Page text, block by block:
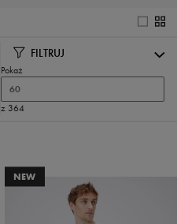
FILTRUJ
Pokaż
60
z 364
NEW